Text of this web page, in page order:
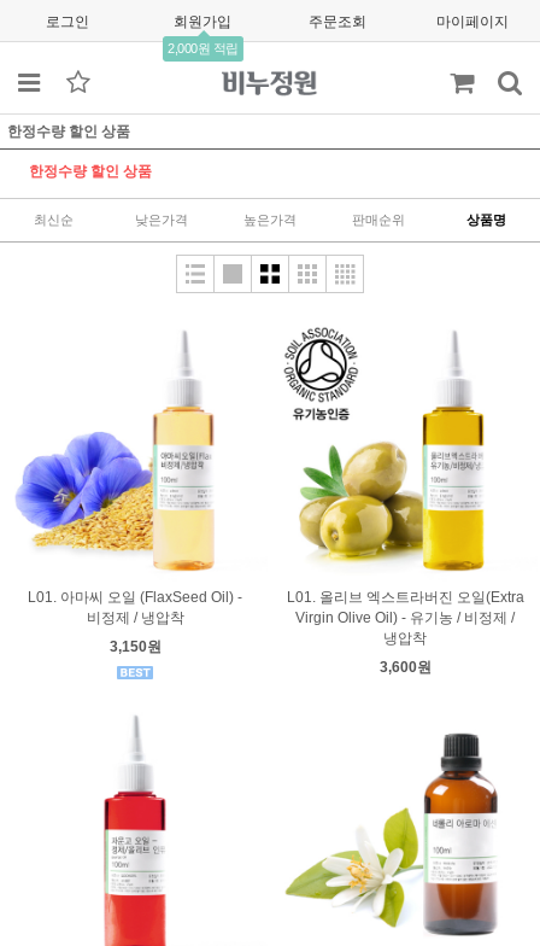
로그인 회원가입
2,000원 적립
주문조회 마이페이지
한정수량 할인 상품
한정수량 할인 상품
최신순 낮은가격 높은가격 판매순위 상품명
L01. 아마씨 오일 (FlaxSeed Oil) -
비정제 / 냉압착
3,150원
L01. 올리브 엑스트라버진 오일(Extra
Virgin Olive Oil) - 유기농 / 비정제 /
냉압착
3,600원